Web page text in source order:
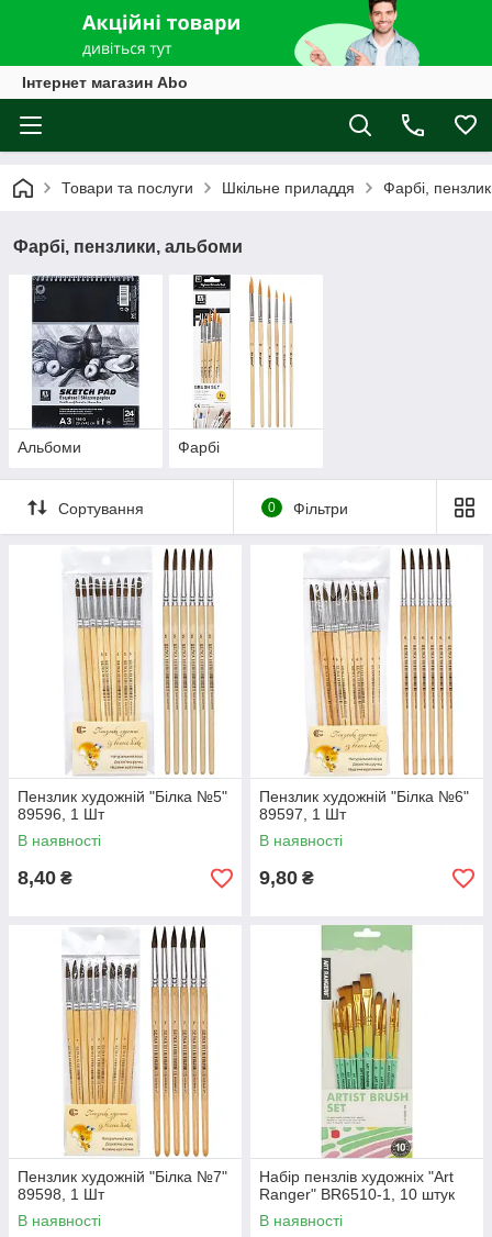
Інтернет магазин Abo
Товари та послуги Шкільне приладдя Фарбі,
Фарбі, пензлики, альбоми
Альбоми Фарбі
Сортування 0 Фільтри
Пензлик художній "Білка №5"
89596, 1 Шт
В наявності
8,40 ₴
Пензлик художній "Білка №6"
89597, 1 Шт
В наявності
9,80 ₴
Пензлик художній "Білка №7"
89598, 1 Шт
В наявності
Набір пензлів художніх "Art
Ranger" BR6510-1, 10 штук
В наявності